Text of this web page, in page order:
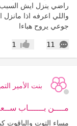
راضي ينزل ايش السبب
واللي اعرفه اذا مانزل
جوعي يروح هباءا
11
التعليقات إعجاب1
بنت الأمير
مــــن بــــــاب
مساء التوت والياقوت